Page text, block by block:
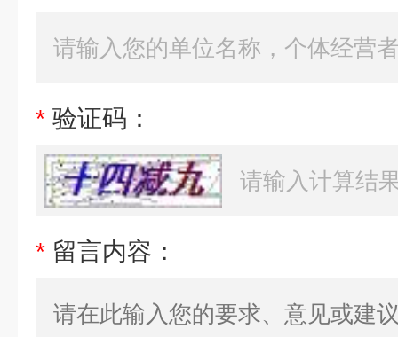
* 验证码：
* 留言内容：